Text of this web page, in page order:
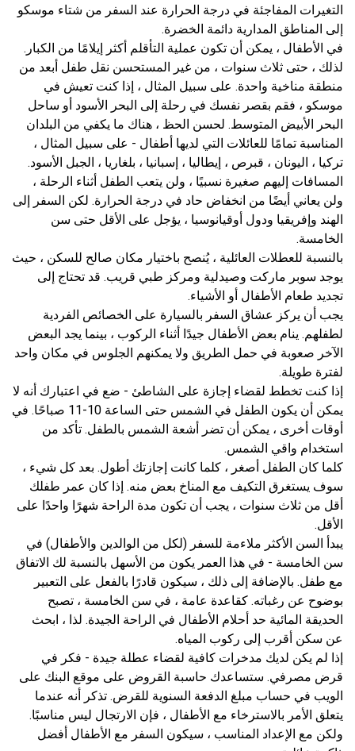
التغيرات المفاجئة في درجة الحرارة عند السفر من شتاء موسكو
إلى المناطق المدارية دائمة الخضرة.
في الأطفال ، يمكن أن تكون عملية التأقلم أكثر إيلامًا من الكبار.
لذلك ، حتى ثلاث سنوات ، من غير المستحسن نقل طفل أبعد من
منطقة مناخية واحدة. على سبيل المثال ، إذا كنت تعيش في
موسكو ، فقم بقصر نفسك في رحلة إلى البحر الأسود أو ساحل
البحر الأبيض المتوسط. لحسن الحظ ، هناك ما يكفي من البلدان
المناسبة تمامًا للعائلات التي لديها أطفال - على سبيل المثال ،
تركيا ، اليونان ، قبرص ، إيطاليا ، إسبانيا ، بلغاريا ، الجبل الأسود.
المسافات إليهم صغيرة نسبيًا ، ولن يتعب الطفل أثناء الرحلة ،
ولن يعاني أيضًا من انخفاض حاد في درجة الحرارة. لكن السفر إلى
الهند وإفريقيا ودول أوقيانوسيا ، يؤجل على الأقل حتى سن
الخامسة.
بالنسبة للعطلات العائلية ، يُنصح باختيار مكان صالح للسكن ، حيث
يوجد سوبر ماركت وصيدلية ومركز طبي قريب. قد تحتاج إلى
تجديد طعام الأطفال أو الأشياء.
يجب أن يركز عشاق السفر بالسيارة على الخصائص الفردية
لطفلهم. ينام بعض الأطفال جيدًا أثناء الركوب ، بينما يجد البعض
الآخر صعوبة في حمل الطريق ولا يمكنهم الجلوس في مكان واحد
لفترة طويلة.
إذا كنت تخطط لقضاء إجازة على الشاطئ - ضع في اعتبارك أنه لا
يمكن أن يكون الطفل في الشمس حتى الساعة 10-11 صباحًا. في
أوقات أخرى ، يمكن أن تضر أشعة الشمس بالطفل. تأكد من
استخدام واقي الشمس.
كلما كان الطفل أصغر ، كلما كانت إجازتك أطول. بعد كل شيء ،
سوف يستغرق التكيف مع المناخ بعض منه. إذا كان عمر طفلك
أقل من ثلاث سنوات ، يجب أن تكون مدة الراحة شهرًا واحدًا على
الأقل.
يبدأ السن الأكثر ملاءمة للسفر (لكل من الوالدين والأطفال) في
سن الخامسة - في هذا العمر يكون من الأسهل بالنسبة لك الاتفاق
مع طفل. بالإضافة إلى ذلك ، سيكون قادرًا بالفعل على التعبير
بوضوح عن رغباته. كقاعدة عامة ، في سن الخامسة ، تصبح
الحديقة المائية حد أحلام الأطفال في الراحة الجيدة. لذا ، ابحث
عن سكن أقرب إلى ركوب المياه.
إذا لم يكن لديك مدخرات كافية لقضاء عطلة جيدة - فكر في
قرض مصرفي. ستساعدك حاسبة القروض على موقع البنك على
الويب في حساب مبلغ الدفعة السنوية للقرض. تذكر أنه عندما
يتعلق الأمر بالاسترخاء مع الأطفال ، فإن الارتجال ليس مناسبًا.
ولكن مع الإعداد المناسب ، سيكون السفر مع الأطفال أفضل